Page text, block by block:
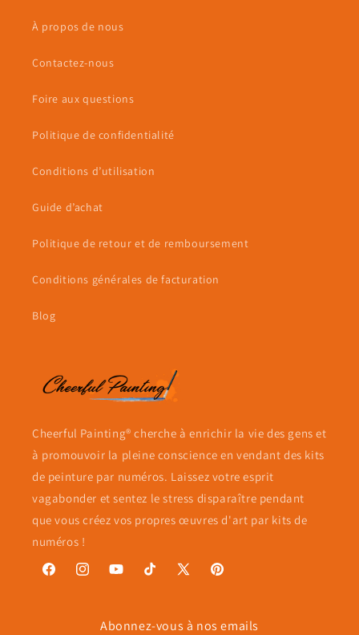
À propos de nous
Contactez-nous
Foire aux questions
Politique de confidentialité
Conditions d’utilisation
Guide d’achat
Politique de retour et de remboursement
Conditions générales de facturation
Blog
Cheerful Painting® cherche à enrichir la vie des gens et
à promouvoir la pleine conscience en vendant des kits
de peinture par numéros. Laissez votre esprit
vagabonder et sentez le stress disparaître pendant
que vous créez vos propres œuvres d'art par kits de
numéros !
FacebookInstagramYouTubeTikTok
X
Pinterest
Abonnez-vous à nos emails